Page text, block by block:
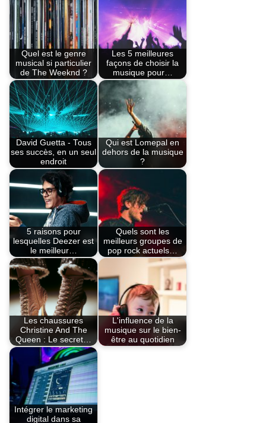
Quel est le genre
musical si particulier
de The Weeknd ?
Les 5 meilleures
façons de choisir la
musique pour…
David Guetta - Tous
ses succès, en un seul
endroit
Qui est Lomepal en
dehors de la musique
?
5 raisons pour
lesquelles Deezer est
le meilleur…
Quels sont les
meilleurs groupes de
pop rock actuels…
Les chaussures
Christine And The
Queen : Le secret…
L'influence de la
musique sur le bien-
être au quotidien
Intégrer le marketing
digital dans sa